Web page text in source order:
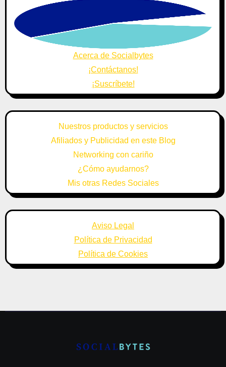
Acerca de Socialbytes
¡Contáctanos!
¡Suscríbete!
Nuestros productos y servicios
Afiliados y Publicidad en este Blog
Networking con cariño
¿Cómo ayudarnos?
Mis otras Redes Sociales
Aviso Legal
Política de Privacidad
Política de Cookies